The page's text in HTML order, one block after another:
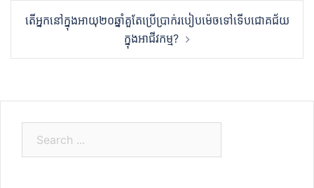
តើអ្នកនៅក្នុងអាយុ២០ឆ្នាំគួតែប្រើប្រាក់របៀបម៉េចទៅទើបជោគជ័យ
ក្នុងអាជីវកម្ម?